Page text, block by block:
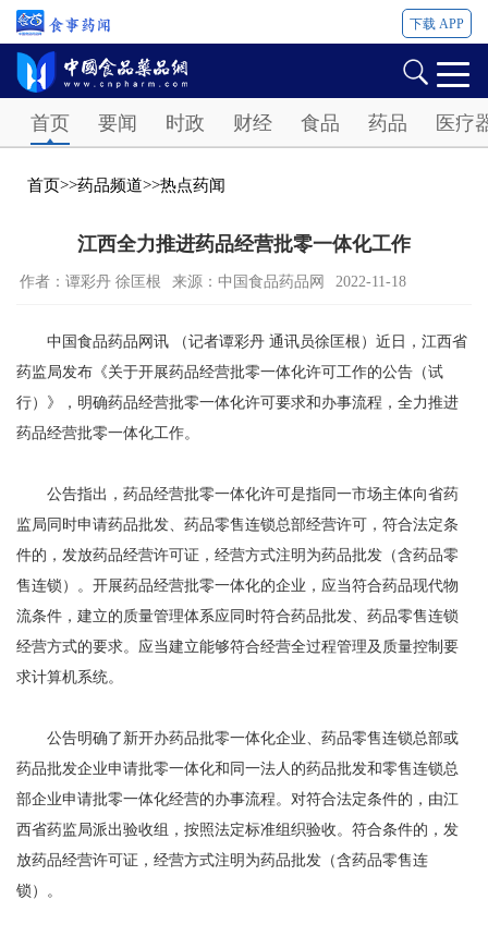
下载 APP
首页 要闻 时政 财经 食品 药品 医疗
首页>>药品频道>>热点药闻
江西全力推进药品经营批零一体化工作
作者：谭彩丹 徐匡根 来源：中国食品药品网 2022-11-18
中国食品药品网讯 （记者谭彩丹 通讯员徐匡根）近日，江西省
药监局发布《关于开展药品经营批零一体化许可工作的公告（试
行）》，明确药品经营批零一体化许可要求和办事流程，全力推进
药品经营批零一体化工作。
公告指出，药品经营批零一体化许可是指同一市场主体向省药
监局同时申请药品批发、药品零售连锁总部经营许可，符合法定条
件的，发放药品经营许可证，经营方式注明为药品批发（含药品零
售连锁）。开展药品经营批零一体化的企业，应当符合药品现代物
流条件，建立的质量管理体系应同时符合药品批发、药品零售连锁
经营方式的要求。应当建立能够符合经营全过程管理及质量控制要
求计算机系统。
公告明确了新开办药品批零一体化企业、药品零售连锁总部或
药品批发企业申请批零一体化和同一法人的药品批发和零售连锁总
部企业申请批零一体化经营的办事流程。对符合法定条件的，由江
西省药监局派出验收组，按照法定标准组织验收。符合条件的，发
放药品经营许可证，经营方式注明为药品批发（含药品零售连
锁）。